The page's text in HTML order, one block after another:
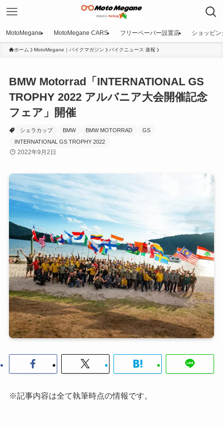
MotoMegane MotoMegane CARS フリーペーパー設置店 ショッピン
ホーム MotoMegane｜バイクマガジン バイクニュース 速報
BMW Motorrad「INTERNATIONAL GS
TROPHY 2022 アルバニア大会開催記念
フェア」開催
シェラカップ BMW BMW MOTORRAD
GS
INTERNATIONAL GS TROPHY 2022
2022年9月2日
※記事内容は全て執筆時点の情報です。